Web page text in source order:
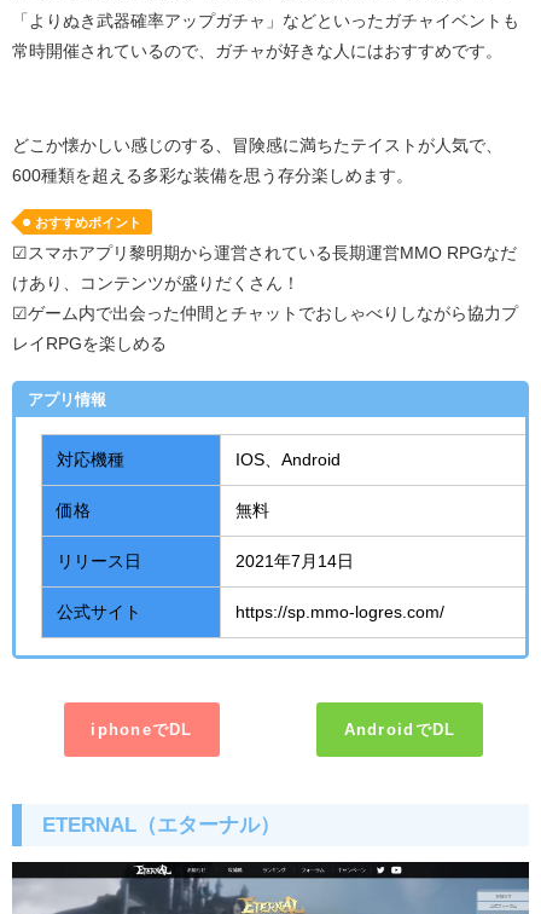
「よりぬき武器確率アップガチャ」などといったガチャイベントも
常時開催されているので、ガチャが好きな人にはおすすめです。
どこか懐かしい感じのする、冒険感に満ちたテイストが人気で、
600種類を超える多彩な装備を思う存分楽しめます。
おすすめポイント
☑スマホアプリ黎明期から運営されている長期運営MMO RPGなだ
けあり、コンテンツが盛りだくさん！
☑ゲーム内で出会った仲間とチャットでおしゃべりしながら協力プ
レイRPGを楽しめる
アプリ情報
対応機種 IOS、 Android
価格 無料
リリース日 2021年7 月 14日
公式サイト https://sp.mmo-logres.com/
iphoneでDL AndroidでDL
ETERNAL（エターナル）